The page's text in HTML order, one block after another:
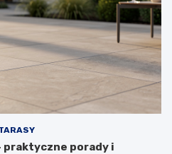
praktyczne porady i